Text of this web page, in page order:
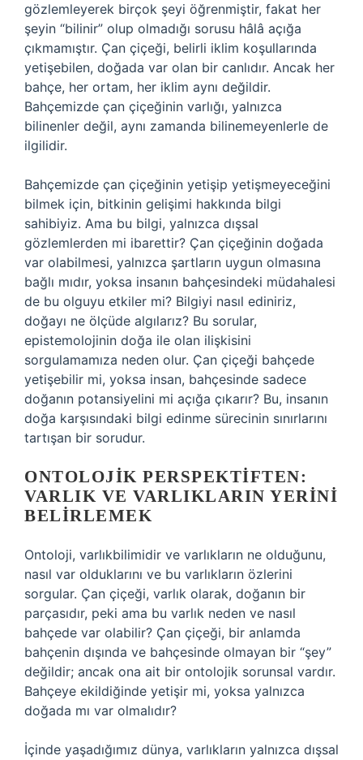
gözlemleyerek birçok şeyi öğrenmiştir, fakat her
şeyin “bilinir” olup olmadığı sorusu hâlâ açığa
çıkmamıştır. Çan çiçeği, belirli iklim koşullarında
yetişebilen, doğada var olan bir canlıdır. Ancak her
bahçe, her ortam, her iklim aynı değildir.
Bahçemizde çan çiçeğinin varlığı, yalnızca
bilinenler değil, aynı zamanda bilinemeyenlerle de
ilgilidir.
Bahçemizde çan çiçeğinin yetişip yetişmeyeceğini
bilmek için, bitkinin gelişimi hakkında bilgi
sahibiyiz. Ama bu bilgi, yalnızca dışsal
gözlemlerden mi ibarettir? Çan çiçeğinin doğada
var olabilmesi, yalnızca şartların uygun olmasına
bağlı mıdır, yoksa insanın bahçesindeki müdahalesi
de bu olguyu etkiler mi? Bilgiyi nasıl ediniriz,
doğayı ne ölçüde algılarız? Bu sorular,
epistemolojinin doğa ile olan ilişkisini
sorgulamamıza neden olur. Çan çiçeği bahçede
yetişebilir mi, yoksa insan, bahçesinde sadece
doğanın potansiyelini mi açığa çıkarır? Bu, insanın
doğa karşısındaki bilgi edinme sürecinin sınırlarını
tartışan bir sorudur.
ONTOLOJIK PERSPEKTIFTEN:
VARLIK VE VARLIKLARIN YERINI
BELIRLEMEK
Ontoloji, varlıkbilimidir ve varlıkların ne olduğunu,
nasıl var olduklarını ve bu varlıkların özlerini
sorgular. Çan çiçeği, varlık olarak, doğanın bir
parçasıdır, peki ama bu varlık neden ve nasıl
bahçede var olabilir? Çan çiçeği, bir anlamda
bahçenin dışında ve bahçesinde olmayan bir “şey”
değildir; ancak ona ait bir ontolojik sorunsal vardır.
Bahçeye ekildiğinde yetişir mi, yoksa yalnızca
doğada mı var olmalıdır?
İçinde yaşadığımız dünya, varlıkların yalnızca dışsal